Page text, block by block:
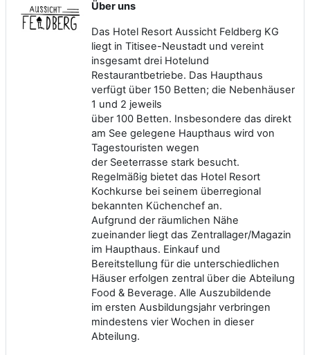
Über uns
Das Hotel Resort Aussicht Feldberg KG
liegt in Titisee-Neustadt und vereint
insgesamt drei Hotelund
Restaurantbetriebe. Das Haupthaus
verfügt über 150 Betten; die Nebenhäuser
1 und 2 jeweils
über 100 Betten. Insbesondere das direkt
am See gelegene Haupthaus wird von
Tagestouristen wegen
der Seeterrasse stark besucht.
Regelmäßig bietet das Hotel Resort
Kochkurse bei seinem überregional
bekannten Küchenchef an.
Aufgrund der räumlichen Nähe
zueinander liegt das Zentrallager/Magazin
im Haupthaus. Einkauf und
Bereitstellung für die unterschiedlichen
Häuser erfolgen zentral über die Abteilung
Food & Beverage. Alle Auszubildende
im ersten Ausbildungsjahr verbringen
mindestens vier Wochen in dieser
Abteilung.